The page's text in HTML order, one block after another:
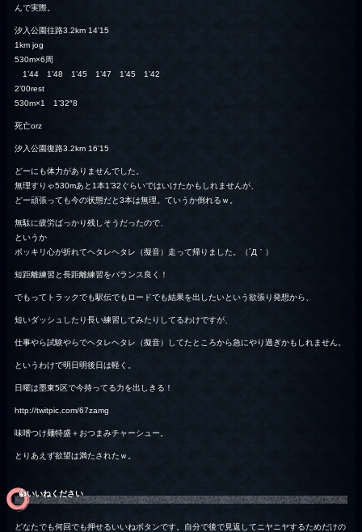
んで実際。
汐入公園往路3.2km 14’15
1km jog
530m×6周
1’44 1’48 1’45 1’47 1’45 1’42
2’00rest
530m×1 1’32″8
死亡orz
汐入公園復路3.2km 16’15
どーにも体力がありませんでした。
無理すりゃ530mあと1本1’32ぐらいではいけたかもしれませんが、
どー頑張っても今の状態だと3本は無理。ていうか倒れるｗ。
無駄に疲労ばっかり残しそうだったので、
というか
ポッキリ心が折れてヘタレヘタレ（擬音）走って帰りました。（´Д｀）
短距離練習と長距離練習をバランス良く！
でもってトラックでも駅伝でもロードでも結果を出したいという欲張り発想から、
短いダッシュしたり長い練習してみたりしてるわけですが、
仕事やら試験やらでヘタレヘタレ（擬音）してたところから急にやり過ぎかもしれません。
というわけで明日明後日は軽く。
日曜は墨東5区で今持ってる力を出しきる！
http://twitpic.com/67zamg
味噌つけ麺特盛＋おつまみチャーシュー。
とりあえず欲望は満たされたｗ。
👍️いいねください
どなたでも何回でも押せるいいねボタンです。自分で後で見返してニヤニヤするためだけの